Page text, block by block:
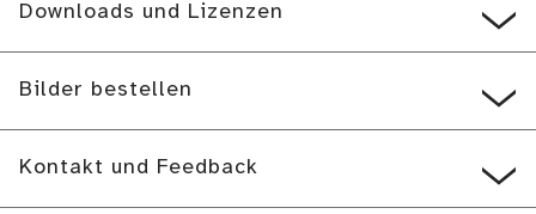
Downloads und Lizenzen
Bilder bestellen
Kontakt und Feedback